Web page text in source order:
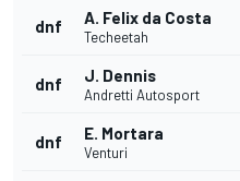
dnf A. Felix da Costa
Techeetah
dnf J. Dennis
Andretti Autosport
dnf E. Mortara
Venturi